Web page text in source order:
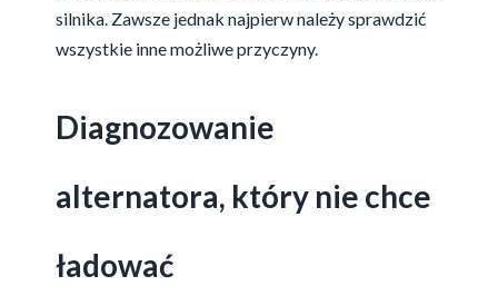
silnika. Zawsze jednak najpierw należy sprawdzić
wszystkie inne możliwe przyczyny.
Diagnozowanie
alternatora, który nie chce
ładować